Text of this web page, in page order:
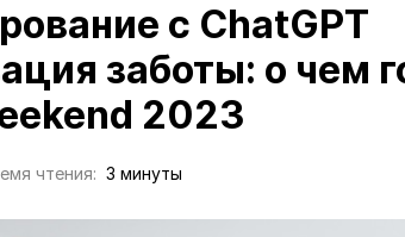
с ChatGPT
заботы: о чем
2023
чтения: 3 минуты